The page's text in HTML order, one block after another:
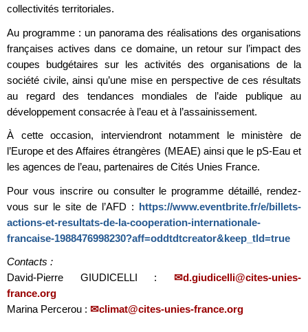
collectivités territoriales.
Au programme : un panorama des réalisations des organisations
françaises actives dans ce domaine, un retour sur l’impact des
coupes budgétaires sur les activités des organisations de la
société civile, ainsi qu’une mise en perspective de ces résultats
au regard des tendances mondiales de l’aide publique au
développement consacrée à l’eau et à l’assainissement.
À cette occasion, interviendront notamment le ministère de
l’Europe et des Affaires étrangères (MEAE) ainsi que le pS-Eau et
les agences de l’eau, partenaires de Cités Unies France.
Pour vous inscrire ou consulter le programme détaillé, rendez-
vous sur le site de l’AFD : https://www.eventbrite.fr/e/billets-
actions-et-resultats-de-la-cooperation-internationale-
francaise-1988476998230?aff=oddtdtcreator&keep_tld=true
Contacts :
David-Pierre GIUDICELLI :
d.giudicelli@cites-unies-
france.org
Marina Percerou :
climat@cites-unies-france.org